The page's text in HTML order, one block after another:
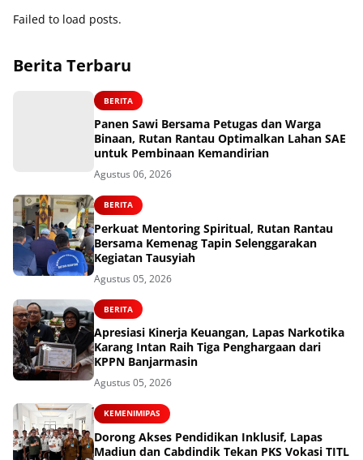
Failed to load posts.
Berita Terbaru
BERITA
Panen Sawi Bersama Petugas dan Warga
Binaan, Rutan Rantau Optimalkan Lahan SAE
untuk Pembinaan Kemandirian
Agustus 06, 2026
BERITA
Perkuat Mentoring Spiritual, Rutan Rantau
Bersama Kemenag Tapin Selenggarakan
Kegiatan Tausyiah
Agustus 05, 2026
BERITA
Apresiasi Kinerja Keuangan, Lapas Narkotika
Karang Intan Raih Tiga Penghargaan dari
KPPN Banjarmasin
Agustus 05, 2026
KEMENIMIPAS
Dorong Akses Pendidikan Inklusif, Lapas
Madiun dan Cabdindik Tekan PKS Vokasi TITL